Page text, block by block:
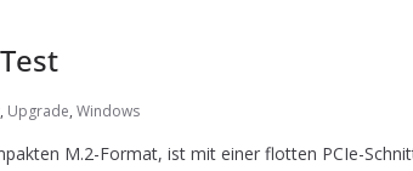
, Upgrade, Windows
M.2-Format, ist mit einer flotten PCIe-